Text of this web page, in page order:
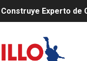
Construye Experto de
IPE: Nuevo gobierno